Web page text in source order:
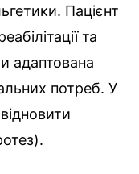
Пацієнт
та
адаптована
потреб. У